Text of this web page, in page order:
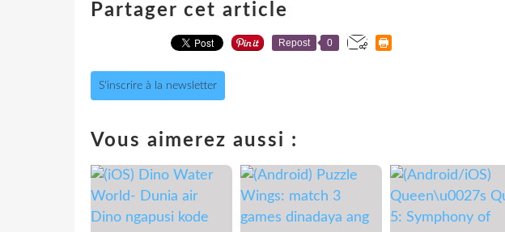
Partager cet article
Repost 0
S'inscrire à la newsletter
Vous aimerez aussi :